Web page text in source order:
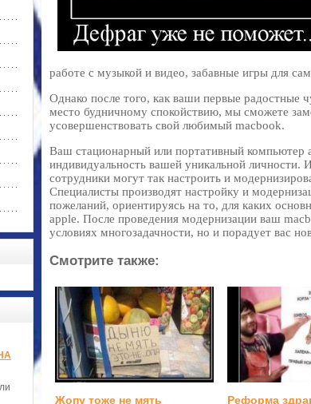
работе с музыкой и видео, забавные игры для
Однако после того, как ваши первые радостные
место будничному спокойствию, мы сможете
усовершенствовать свой любимый macbook.
Ваш стационарный или портативный компьютер
индивидуальность вашей уникальной
сотрудники могут так настроить и
Специалисты производят настройку и
пожеланий, ориентируясь на то, для каких
apple. После проведения модернизации ваш
условиях многозадачности, но и порадует вас
Смотрите также:
Жопу тоже не мять Реформа